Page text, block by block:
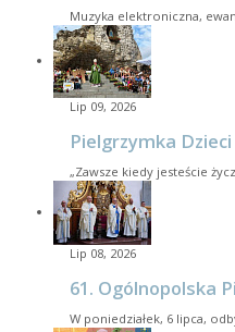
Muzyka elektroniczna,
Lip 09, 2026
Pielgrzymka
„Zawsze kiedy jesteście
Lip 08, 2026
61. Ogólnopolska
W poniedziałek, 6 lipca,